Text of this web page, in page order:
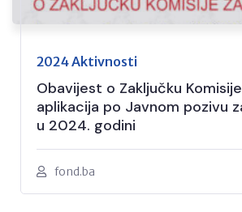
2024 Aktivnosti
Obavijest o Zaključku
aplikacija po Javnom pozivu
u 2024. godini
fond.ba